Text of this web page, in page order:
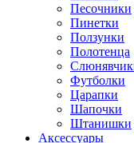
Песочники
Пинетки
Ползунки
Полотенца
Футболки
Царапки
Шапочки
Штанишки
Аксессуары